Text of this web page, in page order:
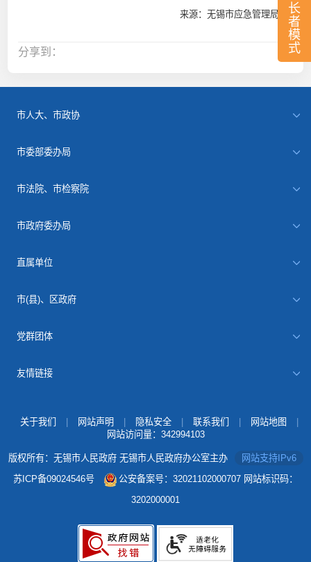
长
者
模
式
来源：无锡市应急管理局
分享到：
市人大、市政协
市委部委办局
市法院、市检察院
市政府委办局
直属单位
市(县)、区政府
党群团体
友情链接
关于我们 网站声明 隐私安全 联系我们 网站地图
网站访问量： 342994103
版权所有：无锡市人民政府 无锡市人民政府办公室主办
网站支持IPv6
苏ICP备09024546号
公安备案号：32021102000707 网站标识码：
3202000001